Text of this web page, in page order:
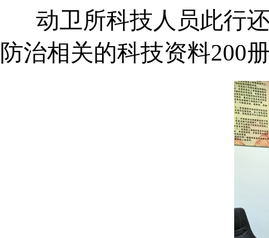
动卫所科技人员此行
防治相关的科技资料200